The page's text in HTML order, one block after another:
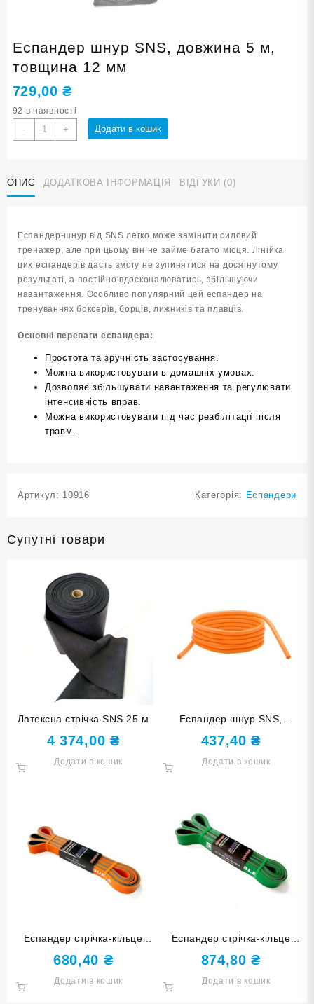
Еспандер шнур SNS, довжина 5 м,
товщина 12 мм
729,00₴
92 в наявності
-
Еспандер
шнур
5
м,
+ Додати в кошик
ОПИС ДОДАТКОВА ІНФОРМАЦІЯ ВІДГУКИ (0)
Еспандер-шнур від SNS легко може замінити силовий
тренажер, але при цьому він не займе багато місця. Лінійка
цих еспандерів дасть змогу не зупинятися на досягнутому
результаті, а постійно вдосконалюватись, збільшуючи
навантаження. Особливо популярний цей еспандер на
тренуваннях боксерів, борців, лижників та плавців.
Основні переваги еспандера:
Простота та зручність застосування.
Можна використовувати в домашніх умовах.
Дозволяє збільшувати навантаження та регулювати
інтенсивність вправ.
Можна використовувати під час реабілітації після
травм.
Артикул: 10916 Категорія: Еспандери
Супутні товари
Латексна стрічка SNS 25 м
4 374,00 ₴
Додати в кошик
Еспандер шнур SNS,
довжина 3 м, товщина 12
мм
437,40₴
Додати в кошик
Еспандер стрічка-кільце
подвійний SNS 145-22-
DOUBLE
680,40 ₴
Додати в кошик
Еспандер стрічка-кільце
подвійний SNS 145-32-
DOUBLE
874,80₴
Додати в кошик